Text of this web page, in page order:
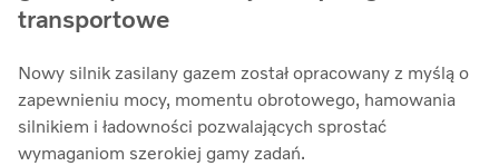
transportowe
Nowy silnik zasilany gazem został opracowany z myślą o
zapewnieniu mocy, momentu obrotowego, hamowania
silnikiem i ładowności pozwalających sprostać
wymaganiom szerokiej gamy zadań.